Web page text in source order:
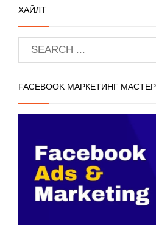
ХАЙЛТ
FACEBOOK МАРКЕТИНГ